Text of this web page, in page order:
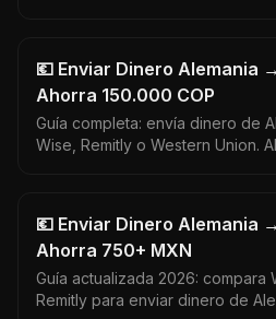
💶 Enviar Dinero Alemania
Ahorra 150.000 COP
Guía completa: envía dinero de
Wise, Remitly o Western Union.
💶 Enviar Dinero Alemania
Ahorra 750+ MXN
Guía actualizada 2026: compara
Remitly para enviar dinero de